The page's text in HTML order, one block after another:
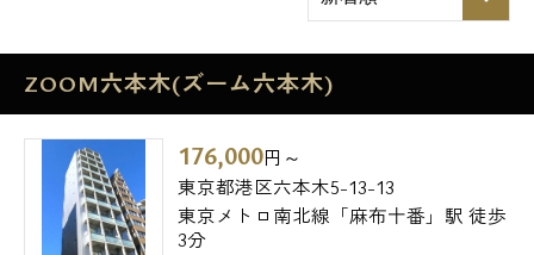
ZOOM六本木(ズーム六本木)
176,000円～
東京都港区六本木5-13-13
東京メトロ南北線「麻布十番」駅 徒歩
3分